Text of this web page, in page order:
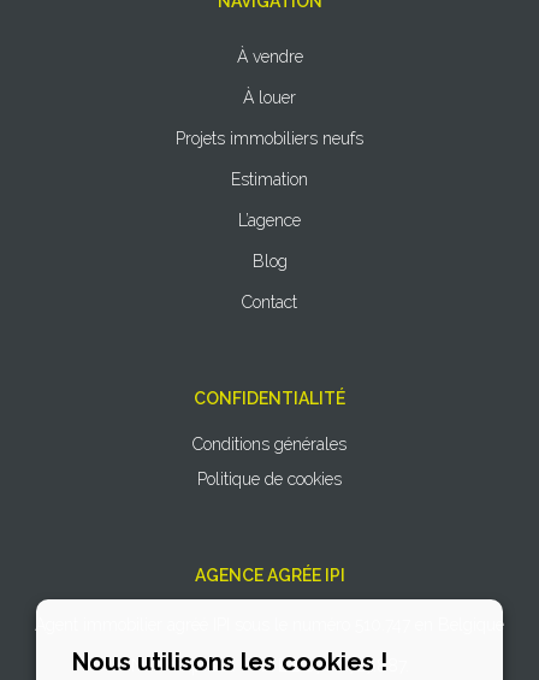
Nous utilisons les cookies !
À vendre
À louer
Projets immobiliers neufs
Estimation
L’agence
Blog
Contact
CONFIDENTIALITÉ
Conditions générales
Politique de cookies
AGENCE AGRÉE IPI
Agent immobilier agréé IPI sous le numéro 510.747 en Belgique
N° entreprise : TVA BE 0766.727.887.